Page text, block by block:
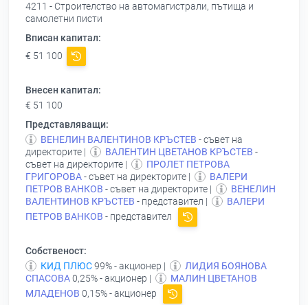
4211 - Строителство на автомагистрали, пътища и
самолетни писти
Вписан капитал:
€ 51 100
Внесен капитал:
€ 51 100
Представляващи:
ВЕНЕЛИН ВАЛЕНТИНОВ КРЪСТЕВ - съвет на
директорите |
ВАЛЕНТИН ЦВЕТАНОВ КРЪСТЕВ -
съвет на директорите |
ПРОЛЕТ ПЕТРОВА
ГРИГОРОВА- съвет на директорите |
ВАЛЕРИ
ПЕТРОВ ВАНКОВ - съвет на директорите |
ВЕНЕЛИН
ВАЛЕНТИНОВ КРЪСТЕВ - представител |
ВАЛЕРИ
ПЕТРОВ ВАНКОВ - представител
Собственост:
КИД ПЛЮС99% - акционер |
ЛИДИЯ БОЯНОВА
СПАСОВА0,25% - акционер |
МАЛИН ЦВЕТАНОВ
МЛАДЕНОВ 0,15% - акционер